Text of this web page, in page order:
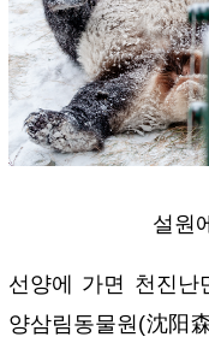
설원
선양에 가면 천진난
양삼림동물원(沈阳